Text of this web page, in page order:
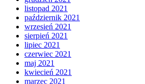
listopad 2021
październik 2021
wrzesień 2021
sierpień 2021
lipiec 2021
czerwiec 2021
maj 2021
kwiecień 2021
marzec 2021